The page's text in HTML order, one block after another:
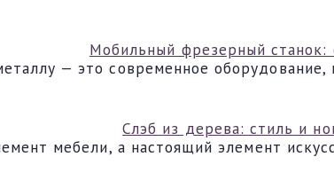
Мобильный фрезерный станок:
— это современное
Слэб из дерева: стиль и
мебели, а настоящий элемент